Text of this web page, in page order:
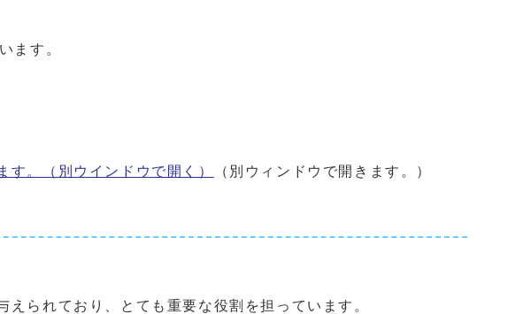
ます。
す。 （別ウインドウで開く） （別ウィンドウで開きます。）
られており、とても重要な役割を担っています。